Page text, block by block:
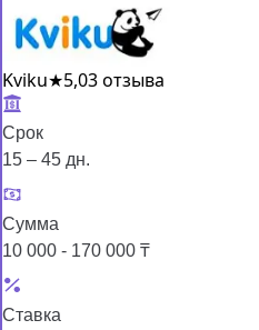
Kviku★5,03 отзыва
Срок
15 – 45 дн.
Сумма
10 000 - 170 000 ₸
Ставка